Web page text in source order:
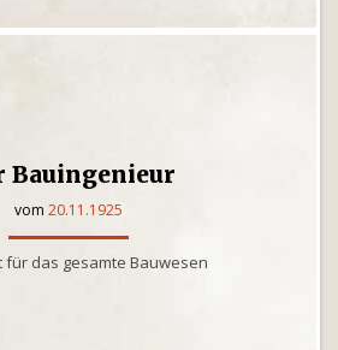
Bauingenieur
vom 20.11.1925
für das gesamte Bauwesen